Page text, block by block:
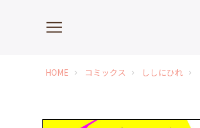
HOME chevron_right コミックス chevron_right ししにひれ chevron_right